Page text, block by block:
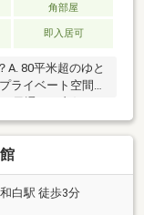
角部屋
即入居可
A. 80平米超のゆと
ライベート空間を
風通しも良好で
A. 2026年3月に室
のアクセスはどう
に加え、敷地内
可能です。電車も
の買い物環境を教
コンビニがあ
白駅 徒歩3分